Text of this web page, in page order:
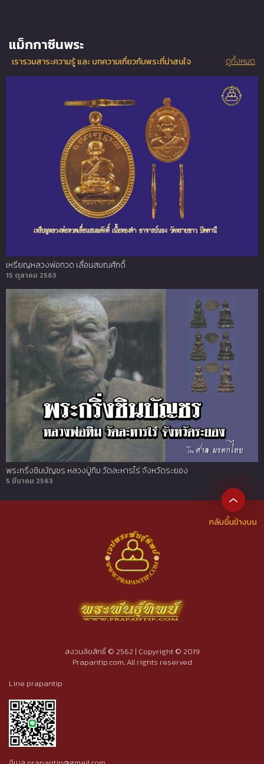
แม็กกาซีนพระ
เรารวมสาระความรู้ และ บทความเกี่ยวกับพระที่น่าสนใจ
เหรียญหลวงพ่อทวด เลื่อนสมณศักดิ์
15 ตุลาคม 2563
พระกริ่งชินบัญชร หลวงปู่ทิม วัดละหารไร่ จังหวัดระยอง
5 มีนาคม 2563
ดูทั้งหมด
สงวนลิขสิทธิ์ © 2562 | Copyright © 2019
Prapantip.com, All rights reserved
Line prapantip